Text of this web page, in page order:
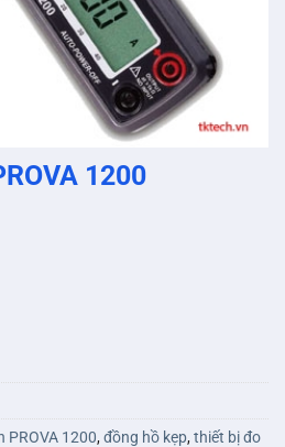
1200
PROVA 1200,đồng hồ kẹp,thiết bị đo